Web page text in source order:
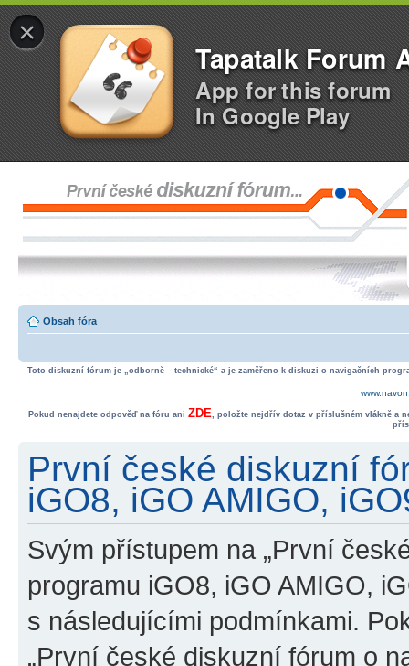
×
Tapatalk Forum
App for this forum
In Google Play
Obsah fóra
Toto diskuzní fórum je „odborně – technické“ a je zaměřeno k diskuzi o navigačních
Pokud nenajdete odpověď na fóru ani ZDE, položte nejdřív dotaz v příslušném vlákně a
První české diskuzní
iGO8, iGO AMIGO,
Svým přístupem na „První
programu iGO8, iGO AMIGO,
s následujícími podmínkami.
„První české diskuzní fórum o